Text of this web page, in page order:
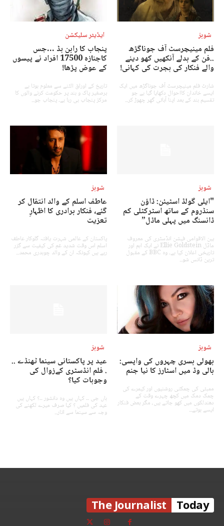
شوبز
فلم مینیچرسٹ آف جوناگڑھ
..فن کے بدلے آنکھیں کھو دینے
والے فنکار کی ہجرت کی کہانی!
شارٹ فلم مینیچرسٹ آف جوناگڑھ میں ایک
ایسے خاندان کااحوال دکھایا گیا ہے جو
تقسیم ہند کے بعد اپنا آبائی گھر چھوڑ کر...
ایڈیٹر سلیکشن
پنجاب کا رابن ہڈ …جس
کاجنازہ 17500 افراد نے پیسوں
کے عوض پڑھا!
تاریخ کے اوراق الٹنے سے معلوم ہوتا ہے
برصغیر پاک و ہند پر حکومت کرنے والوں کا
مرکز پنجاب ہی رہا ہے۔ پنجاب جو...
شوبز
"ایلی گولڈ اسٹیئن: ڈاؤن
سنڈروم کے ساتھ اسٹرکٹلی کم
ڈانسنگ میں پہلی ماڈل”
بین الاقوامی فیشن انڈسٹری کی معروف
ماڈل Ellie Goldstein نے ایک اہم اور
تاریخی اعلان کیا ہے۔ وہ BBC کے مقبول
ترین ڈانس شو...
شوبز
عاطف اسلم کے والد انتقال کر
گئے، فنکار برادری کا اظہارِ
تعزیت
پاکستان کے عالمی شہرت یافتہ گلوکار عاطف
اسلم اس وقت شدید غم کی کیفیت سے گزر
رہے ہیں کیونکہ ان کے والد چوہدری محمد...
شوبز
بھولی بسری چہروں کی واپسی:
بالی وڈ میں اسٹارز کا نیا جنم
ممبئی کی چمکتی روشنیوں اور کیمرے کی
چمک دمک میں کچھ چہرے وقت کے
دھندلکوں میں کھو جاتے ہیں، مگر بعض فنکار
ایسے ہوتے...
شوبز
عید پر پاکستانی سینما ٹھنڈے ..
. فلم انڈسٹری کےزوال کی
وجوہات کیا؟
ہاں جی ۔۔ کہاں ہیں وہ دانشور ۔۔؟ کہاں ہیں
عید کی فلمیں ؟ کیا صرف میرے لکھنے کی
وجہ سے سینما سے اتار...
Today
The Journalist